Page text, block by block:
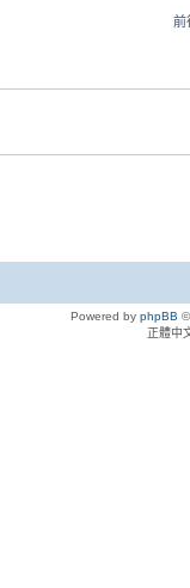
前
Powered by phpBB
正體中